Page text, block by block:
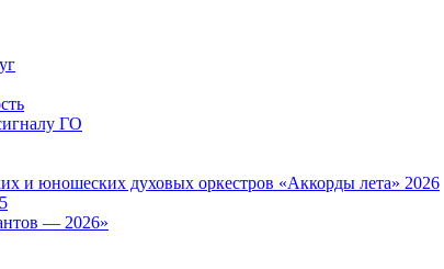
ГО
и юношеских духовых оркестров «Аккорды лета» 2026
— 2026»